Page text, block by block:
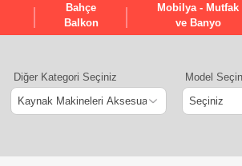
Bahçe
Balkon
Mobilya - Mutfak
ve Banyo
Diğer Kategori Seçiniz Model